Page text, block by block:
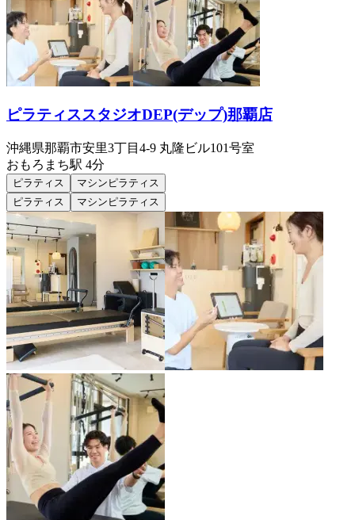
ピラティススタジオDEP(デップ)那覇店
沖縄県那覇市安里3丁目4-9 丸隆ビル101号室
おもろまち駅 4分
ピラティス
マシンピラティス
ピラティス
マシンピラティス